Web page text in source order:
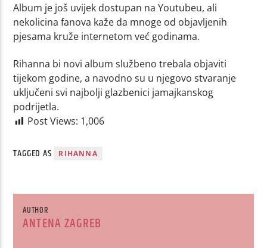
Album je još uvijek dostupan na Youtubeu, ali
nekolicina fanova kaže da mnoge od objavljenih
pjesama kruže internetom već godinama.
Rihanna bi novi album službeno trebala objaviti
tijekom godine, a navodno su u njegovo stvaranje
uključeni svi najbolji glazbenici jamajkanskog
podrijetla.
Post Views: 1,006
TAGGED AS RIHANNA
AUTHOR
ANTENA ZAGREB